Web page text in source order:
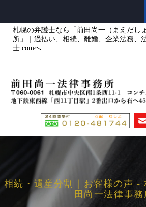
札幌の弁護士なら「前田尚一（まえだし
所」｜過払い、相続、離婚、企業法務、
士.comへ
相続・遺産分割｜お客様の声 -
田尚一法律事務